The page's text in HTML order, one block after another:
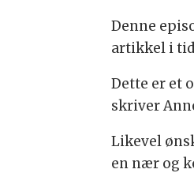
Denne
artikkel i
Dette er et
skriver
Likevel
en nær og